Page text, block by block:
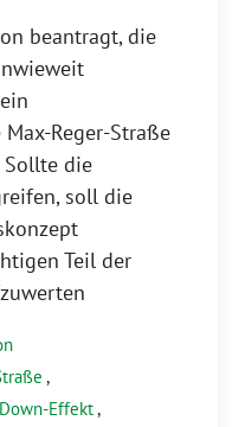
beantragt, die
Reger-Straße
Sollte die
soll die
Teil der
,
Effekt,